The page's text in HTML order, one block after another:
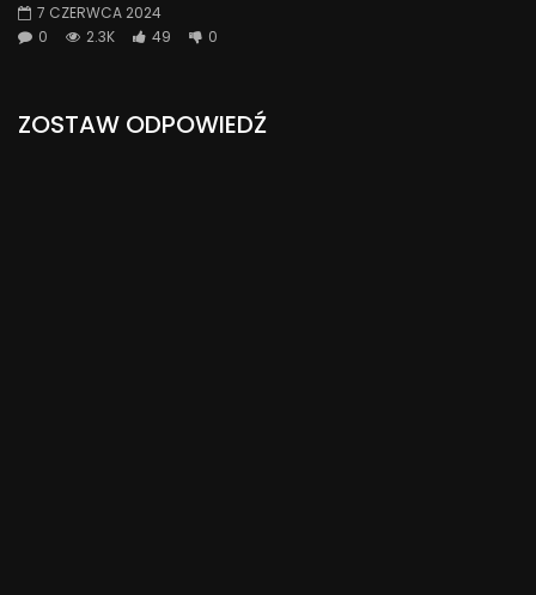
7 CZERWCA 2024
0
2.3K 49 0
ZOSTAW ODPOWIEDŹ